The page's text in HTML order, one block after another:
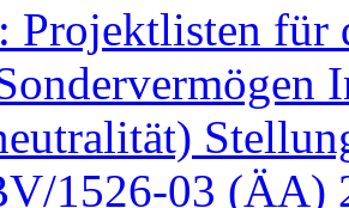
Projektlisten für
1526-03 (ÄA)